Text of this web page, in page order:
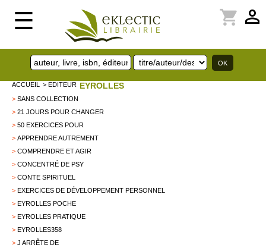
☰ perm_identity
shopping_cart
ACCUEIL > EDITEUR EYROLLES
> SANS COLLECTION
> 21 JOURS POUR CHANGER
> 50 EXERCICES POUR
> APPRENDRE AUTREMENT
> COMPRENDRE ET AGIR
> CONCENTRÉ DE PSY
> CONTE SPIRITUEL
> EXERCICES DE DÉVELOPPEMENT PERSONNEL
> EYROLLES POCHE
> EYROLLES PRATIQUE
> EYROLLES358
> J ARRÊTE DE